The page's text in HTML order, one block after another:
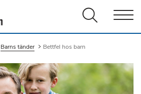
Barns tänder Du är här:
Bettfel hos barn